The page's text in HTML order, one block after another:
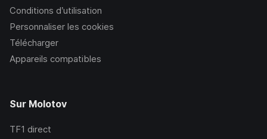
Conditions d’utilisation
Personnaliser les cookies
Télécharger
Appareils compatibles
Sur Molotov
TF1 direct